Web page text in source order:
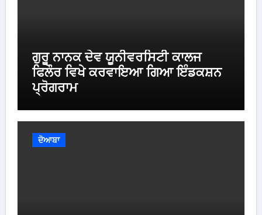
ਗੁਰੂ ਨਾਨਕ ਦੇਵ ਯੂਨੀਵਰਸਿਟੀ ਕਾਲਜ
ਫਿਲੌਰ ਵਿਖੇ ਕਰਵਾਇਆ ਗਿਆ ਇੰਡਕਸ਼ਨ
ਪ੍ਰੋਗਰਾਮ
ਦੋਆਬਾ